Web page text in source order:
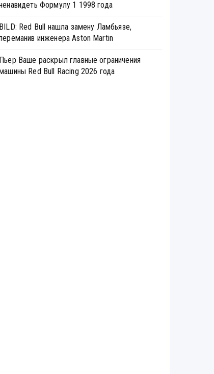
Формулу 1 1998 года
BILD: Red Bull нашла замену Ламбьязе,
инженера Aston Martin
Пьер Ваше раскрыл главные ограничения
Red Bull Racing 2026 года